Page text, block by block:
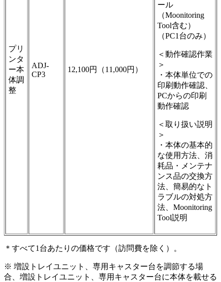
プリ
ンタ
ー本
体調
整
ADJ-
CP3
12,100円（11,000円）
ール
（Moonitoring
Tool含む）
（PC1台のみ）
＜動作確認作業
＞
・本体単位での
印刷動作確認、
PCからの印刷
動作確認
＜取り扱い説明
＞
・本体の基本的
な使用方法、消
耗品・メンテナ
ンス品の交換方
法、簡易的なト
ラブルの対処方
法、Moonitoring
Tool説明
＊すべて1台あたりの価格です（訪問費を除く）。
※ 増設トレイユニット、専用キャスター台を調節する場
合、増設トレイユニット、専用キャスター台に本体を載せる